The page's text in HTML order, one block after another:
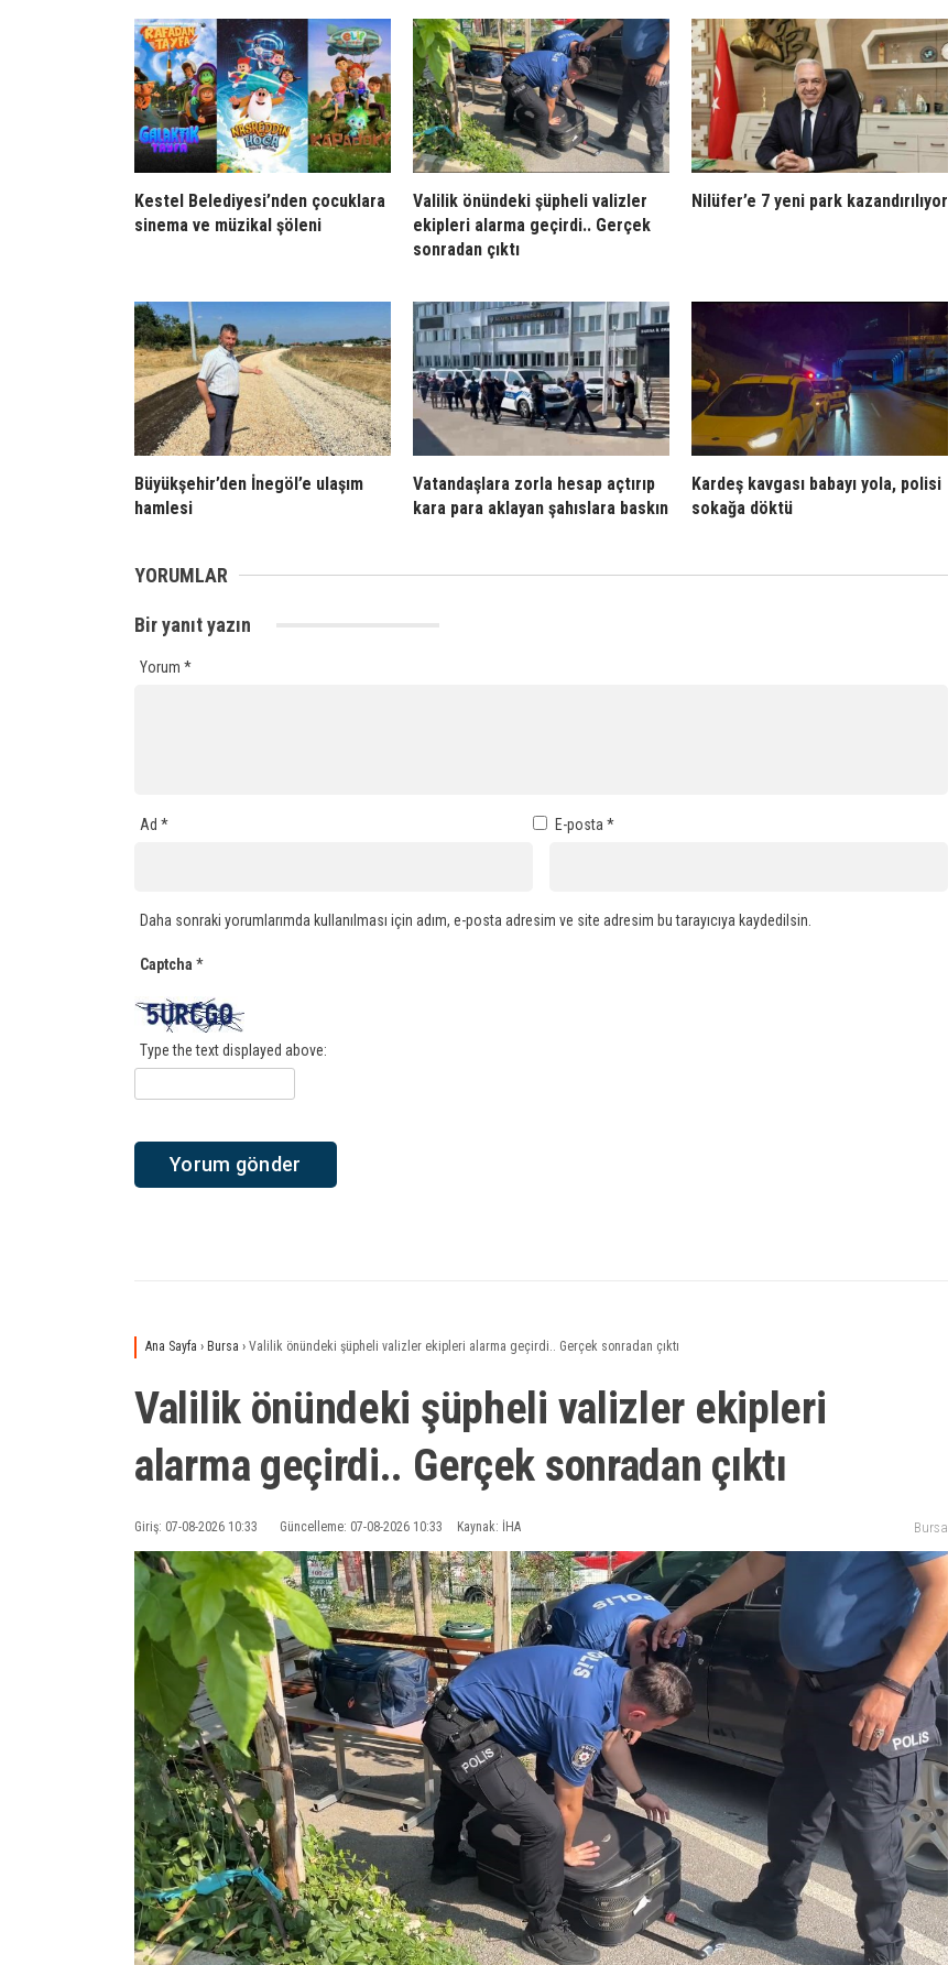
Kestel Belediyesi’nden çocuklara
sinema ve müzikal şöleni
Valilik önündeki şüpheli valizler
ekipleri alarma geçirdi.. Gerçek
sonradan çıktı
Nilüfer’e 7 yeni park kazandırılıyor
Büyükşehir’den İnegöl’e ulaşım
hamlesi
Vatandaşlara zorla hesap açtırıp
kara para aklayan şahıslara baskın
Kardeş kavgası babayı yola, polisi
sokağa döktü
YORUMLAR
Bir yanıt yazın
Yorum *
Ad * E-posta *
Daha sonraki yorumlarımda kullanılması için adım, e-posta adresim ve site adresim bu tarayıcıya kaydedilsin.
Captcha *
Type the text displayed above:
Ana Sayfa › Bursa › Valilik önündeki şüpheli valizler ekipleri alarma geçirdi.. Gerçek sonradan çıktı
Valilik önündeki şüpheli valizler ekipleri
alarma geçirdi.. Gerçek sonradan çıktı
Giriş: 07-08-2026 10:33 Güncelleme: 07-08-2026 10:33 Kaynak: İHA Bursa